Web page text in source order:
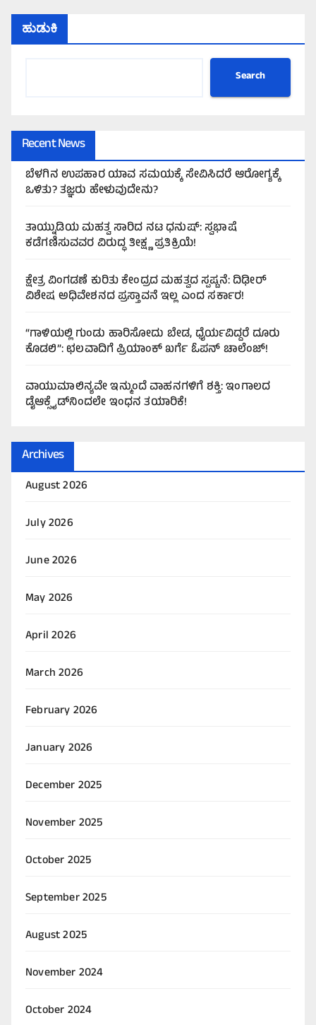
ಹುಡುಕಿ
Search
Recent News
ಬೆಳಗಿನ ಉಪಹಾರ ಯಾವ ಸಮಯಕ್ಕೆ ಸೇವಿಸಿದರೆ ಆರೋಗ್ಯಕ್ಕೆ
ಒಳಿತು? ತಜ್ಞರು ಹೇಳುವುದೇನು?
ತಾಯ್ನುಡಿಯ ಮಹತ್ವ ಸಾರಿದ ನಟ ಧನುಷ್: ಸ್ವಭಾಷೆ
ಕಡೆಗಣಿಸುವವರ ವಿರುದ್ಧ ತೀಕ್ಷ್ಣ ಪ್ರತಿಕ್ರಿಯೆ!
ಕ್ಷೇತ್ರ ವಿಂಗಡಣೆ ಕುರಿತು ಕೇಂದ್ರದ ಮಹತ್ವದ ಸ್ಪಷ್ಟನೆ: ದಿಢೀರ್
ವಿಶೇಷ ಅಧಿವೇಶನದ ಪ್ರಸ್ತಾವನೆ ಇಲ್ಲ ಎಂದ ಸರ್ಕಾರ!
“ಗಾಳಿಯಲ್ಲಿ ಗುಂಡು ಹಾರಿಸೋದು ಬೇಡ, ಧೈರ್ಯವಿದ್ದರೆ ದೂರು
ಕೊಡಲಿ”: ಛಲವಾದಿಗೆ ಪ್ರಿಯಾಂಕ್ ಖರ್ಗೆ ಓಪನ್ ಚಾಲೆಂಜ್!
ವಾಯುಮಾಲಿನ್ಯವೇ ಇನ್ಮುಂದೆ ವಾಹನಗಳಿಗೆ ಶಕ್ತಿ: ಇಂಗಾಲದ
ಡೈಆಕ್ಸೈಡ್‌ನಿಂದಲೇ ಇಂಧನ ತಯಾರಿಕೆ!
Archives
August 2026
July 2026
June 2026
May 2026
April 2026
March 2026
February 2026
January 2026
December 2025
November 2025
October 2025
September 2025
August 2025
November 2024
October 2024